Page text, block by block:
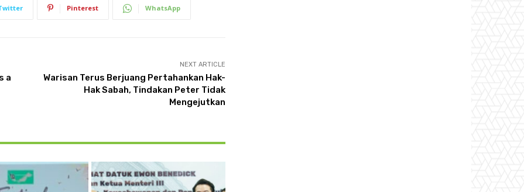
Pinterest WhatsApp
a
NEXT ARTICLE
Warisan Terus Berjuang Pertahankan Hak-
Hak Sabah, Tindakan Peter Tidak
Mengejutkan